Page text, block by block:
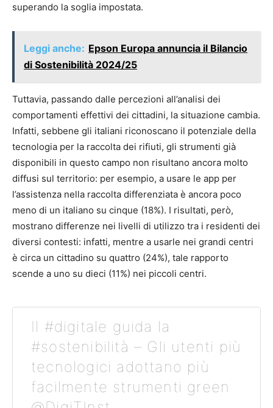
superando la soglia impostata.
Leggi anche: Epson Europa annuncia il Bilancio
di Sostenibilità 2024/25
Tuttavia, passando dalle percezioni all’analisi dei
comportamenti effettivi dei cittadini, la situazione cambia.
Infatti, sebbene gli italiani riconoscano il potenziale della
tecnologia per la raccolta dei rifiuti, gli strumenti già
disponibili in questo campo non risultano ancora molto
diffusi sul territorio: per esempio, a usare le app per
l’assistenza nella raccolta differenziata è ancora poco
meno di un italiano su cinque (18%). I risultati, però,
mostrano differenze nei livelli di utilizzo tra i residenti dei
diversi contesti: infatti, mentre a usarle nei grandi centri
è circa un cittadino su quattro (24%), tale rapporto
scende a uno su dieci (11%) nei piccoli centri.
Il #digitale guida la
#sostenibilità – Gli utenti più
tecnologici adottano più
facilmente strumenti green